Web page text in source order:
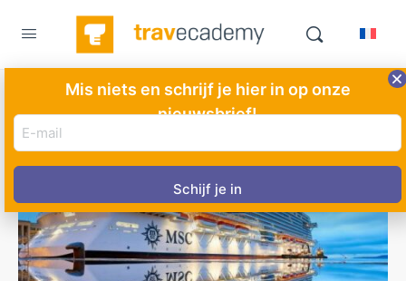
Mis niets en schrijf je hier in op onze
nieuwsbrief!
E-
mail
adres